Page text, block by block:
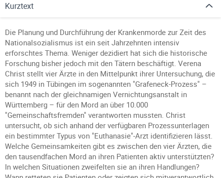
Kurztext
Die Planung und Durchführung der Krankenmorde zur Zeit des
Nationalsozialismus ist ein seit Jahrzehnten intensiv
erforschtes Thema. Weniger dezidiert hat sich die historische
Forschung bisher jedoch mit den Tätern beschäftigt. Verena
Christ stellt vier Ärzte in den Mittelpunkt ihrer Untersuchung, die
sich 1949 in Tübingen im sogenannten "Grafeneck-Prozess" –
benannt nach der gleichnamigen Vernichtungsanstalt in
Württemberg – für den Mord an über 10.000
"Gemeinschaftsfremden" verantworten mussten. Christ
untersucht, ob sich anhand der verfügbaren Prozessunterlagen
ein bestimmter Typus von "Euthanasie"-Arzt identifizieren lässt.
Welche Gemeinsamkeiten gibt es zwischen den vier Ärzten, die
den tausendfachen Mord an ihren Patienten aktiv unterstützten?
In welchen Situationen zweifelten sie an ihren Handlungen?